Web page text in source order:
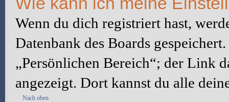
Wenn du dich registriert hast,
Datenbank des Boards
„Persönlichen Bereich“; der Link
angezeigt. Dort kannst du alle
Nach oben